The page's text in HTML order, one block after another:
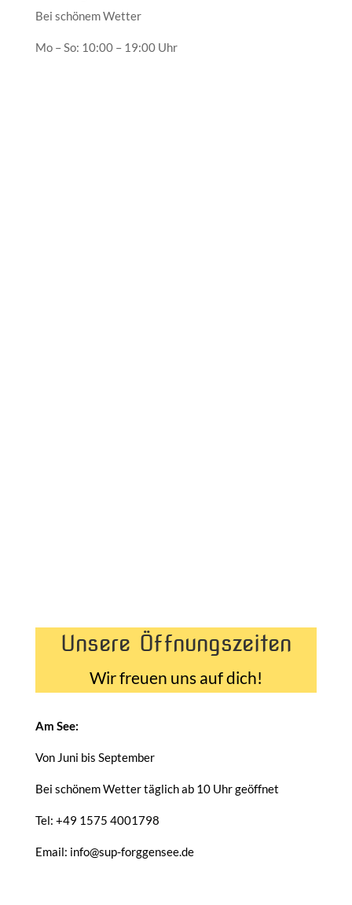
Bei schönem Wetter
Mo – So: 10:00 – 19:00 Uhr
Unsere Öffnungszeiten
Wir freuen uns auf dich!
Am See:
Von Juni bis September
Bei schönem Wetter täglich ab 10 Uhr geöffnet
Tel: +49 1575 4001798
Email: info@sup-forggensee.de